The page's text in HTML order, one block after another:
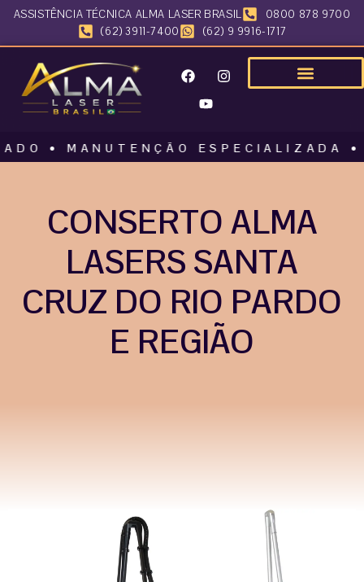
ASSISTÊNCIA TÉCNICA ALMA LASER BRASIL
0800 878 9700
(62) 3911-7400
(62) 9 9916-1717
MANUTENÇÃO ESPECIALIZADA •
CONSERTO ALMA
LASERS SANTA
CRUZ DO RIO PARDO
E REGIÃO